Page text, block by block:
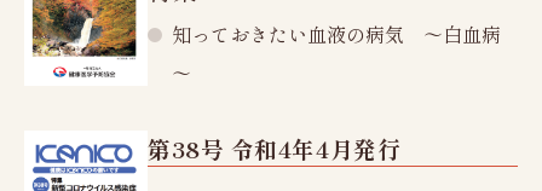
Web予約はこちら
知っておきたい血液の病気 ～白血病
～
第38号 令和4年4月発行